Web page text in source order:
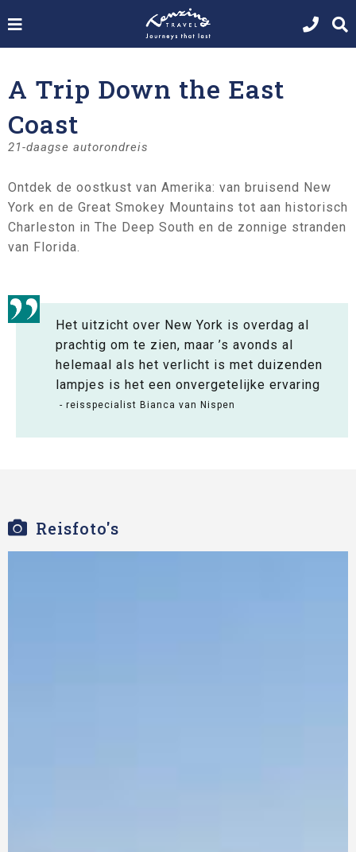
A Trip Down the East
Coast
21-daagse autorondreis
Ontdek de oostkust van Amerika: van bruisend New
York en de Great Smokey Mountains tot aan historisch
Charleston in The Deep South en de zonnige stranden
van Florida.
Het uitzicht over New York is overdag al
prachtig om te zien, maar ’s avonds al
helemaal als het verlicht is met duizenden
lampjes is het een onvergetelijke ervaring
- reisspecialist Bianca van Nispen
Reisfoto's